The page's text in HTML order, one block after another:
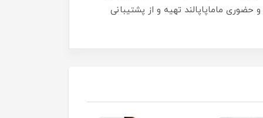
حضوری ماماپاپالند تهیه و از پشتیبانی